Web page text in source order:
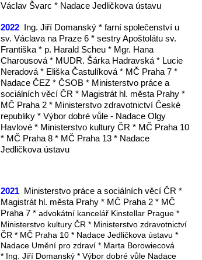
Václav Švarc * Nadace Jedličkova ústavu
2022
Ing. Jiří Domanský * farní společenství u
sv. Václava na Praze 6 * sestry Apoštolátu sv.
Františka * p. Harald Scheu * Mgr. Hana
Charousová * MUDR. Šárka Hadravská * Lucie
Neradová * Eliška Častulíková * MČ Praha 7 *
Nadace ČEZ * ČSOB * Ministerstvo práce a
sociálních věcí ČR * Magistrát hl. města Prahy *
MČ Praha 2 * Ministerstvo zdravotnictví České
republiky * Výbor dobré vůle - Nadace Olgy
Havlové * Ministerstvo kultury ČR * MČ Praha 10
* MČ Praha 8 * MČ Praha 13 * Nadace
Jedličkova ústavu
2021
Ministerstvo práce a sociálních věcí ČR *
Magistrát hl. města Prahy * MČ Praha 2 * MČ
Praha 7 * advokátní kancelář Kinstellar Prague *
Ministerstvo kultury ČR * Ministerstvo zdravotnictví
ČR * MČ Praha 10 * Nadace Jedličkova ústavu *
Nadace Umění pro zdraví * Marta Borowiecová
* Ing. Jiří Domanský * Výbor dobré vůle Nadace